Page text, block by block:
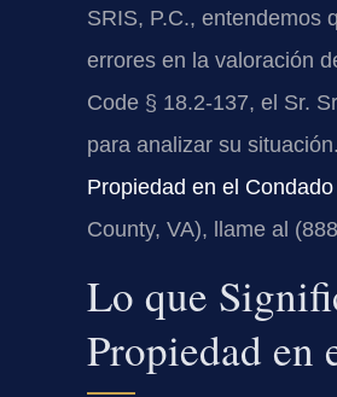
SRIS, P.C., entendemos
errores en la valoración
Code § 18.2-137, el Sr.
para analizar su
Propiedad en el
County, VA), llame al
Lo que
Propiedad en